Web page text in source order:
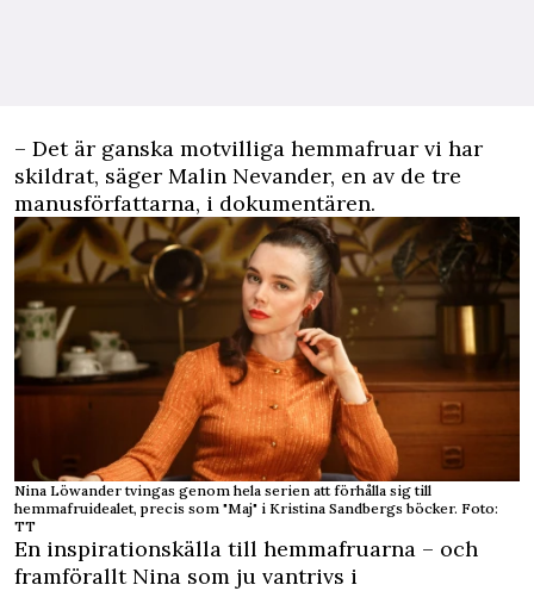
– Det är ganska motvilliga hemmafruar vi har
skildrat, säger Malin Nevander, en av de tre
manusförfattarna, i dokumentären.
Nina Löwander tvingas genom hela serien att förhålla sig till
hemmafruidealet, precis som "Maj" i Kristina Sandbergs böcker. Foto:
TT
En inspirationskälla till hemmafruarna – och
framförallt Nina som ju vantrivs i